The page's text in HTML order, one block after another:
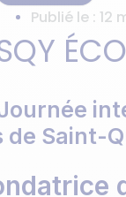
Publié le : 12
de Saint-